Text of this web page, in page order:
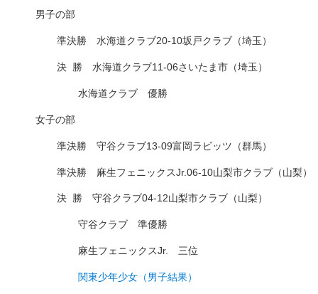
男子の部
準決勝 水海道クラブ20-10坂戸クラブ（埼玉）
決 勝 水海道クラブ11-06さいたま市（埼玉）
水海道クラブ 優勝
女子の部
準決勝 守谷クラブ13-09富岡ラビッツ（群馬）
準決勝 麻生フェニックスJr.06-10山梨市クラブ（山梨）
決 勝 守谷クラブ04-12山梨市クラブ（山梨）
守谷クラブ 準優勝
麻生フェニックスJr. 三位
関東少年少女（男子結果）